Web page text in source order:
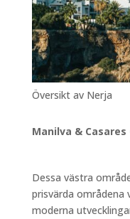
Översikt av Nerja
Manilva & Casares
Dessa västra
prisvärda områdena
moderna